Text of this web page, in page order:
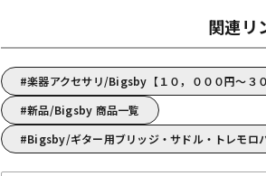
関連リ
楽器アクセサリ/Bigsby【１０，０００円～３
新品/Bigsby 商品一覧
Bigsby/ギター用ブリッジ・サドル・トレモロ